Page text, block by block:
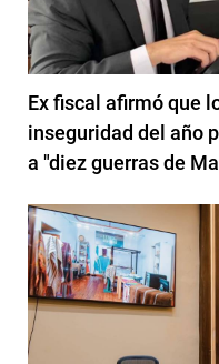
Ex fiscal afirmó que
inseguridad del año
a "diez guerras de